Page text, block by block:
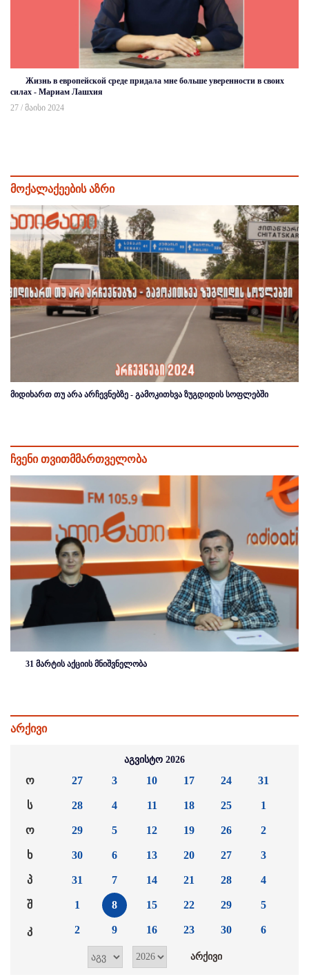
Жизнь в европейской среде придала мне больше уверенности в своих
силах - Мариам Лашхия
27 / მაისი 2024
მოქალაქეების აზრი
მიდიხართ თუ არა არჩევნებზე - გამოკითხვა ზუგდიდის სოფლებში
ჩვენი თვითმმართველობა
31 მარტის აქციის მნიშვნელობა
არქივი
აგვისტო 2026
ო
ს
ო
ხ
პ
შ
კ
27
28
29
30
31
1
2
3
4
5
6
7
8
9
10
11
12
13
14
15
16
17
18
19
20
21
22
23
24
25
26
27
28
29
30
31
1
2
3
4
5
6